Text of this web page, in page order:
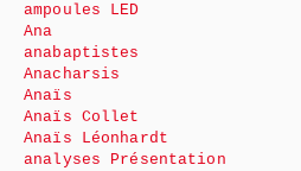
ampoules LED
Ana
anabaptistes
Anacharsis
Anaïs
Anaïs Collet
Anaïs Léonhardt
analyses Présentation